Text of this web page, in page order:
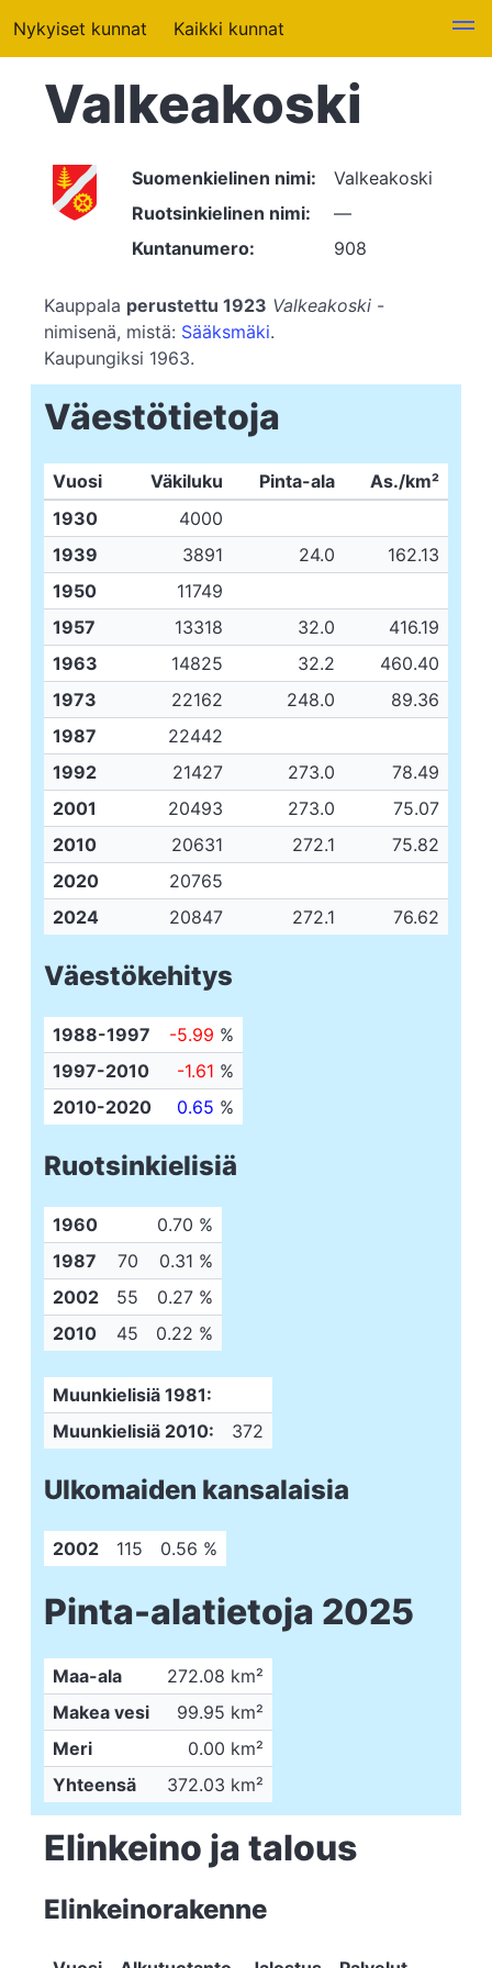
Nykyiset kunnat Kaikki kunnat
Valkeakoski
Suomenkielinen nimi:
Valkeakoski
Ruotsinkielinen nimi:
—
Kuntanumero:
908
Kauppala perustettu 1923 Valkeakoski -
nimisenä, mistä: Sääksmäki.
Kaupungiksi 1963.
Väestötietoja
Vuosi Väkiluku Pinta-ala
As./km²
1930
4000
1939
3891 24.0
162.13
1950
11749
1957
13318 32.0
416.19
1963
14825 32.2
460.40
1973
22162 248.0
89.36
1987
22442
1992
21427 273.0
78.49
2001
20493 273.0
75.07
2010
20631 272.1
75.82
2020
20765
2024
20847 272.1 76.62
Väestökehitys
1988-1997 -5.99 %
1997-2010
-1.61 %
2010-2020
0.65 %
Ruotsinkielisiä
1960
0.70 %
1987
70
0.31 %
2002
55
0.27 %
2010
45 0.22 %
Muunkielisiä 1981:
Muunkielisiä 2010:
372
Ulkomaiden kansalaisia
2002 115 0.56 %
Pinta-alatietoja 2025
Maa-ala
272.08 km²
Makea vesi
99.95 km²
Meri
0.00 km²
Yhteensä
372.03 km²
Elinkeino ja talous
Elinkeinorakenne